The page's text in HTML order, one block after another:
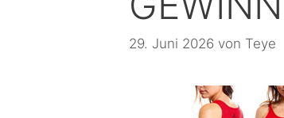
29. Juni 2026 von Teye